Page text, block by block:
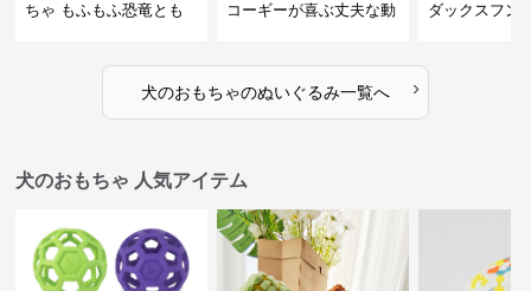
ちゃ もふもふ恐竜とも
コーギーが喜ぶ丈夫な動
ダックスフン
犬のおもちゃのぬいぐるみ一覧へ ›
犬のおもちゃ 人気アイテム